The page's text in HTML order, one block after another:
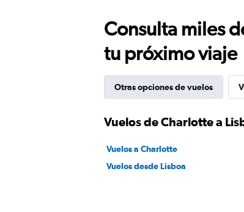
Consulta miles
tu próximo viaje
Otras opciones de vuelos
Vuelos de Charlotte a
Vuelos a Charlotte
Vuelos desde Lisboa